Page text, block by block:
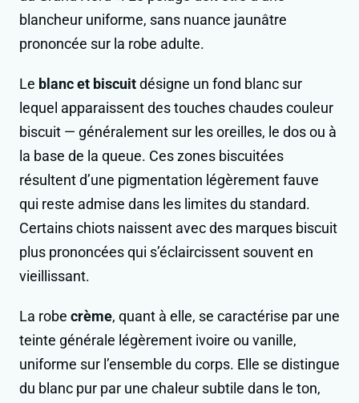
blancheur uniforme, sans nuance jaunâtre
prononcée sur la robe adulte.
Le blanc et biscuitdésigne un fond blanc sur
lequel apparaissent des touches chaudes couleur
biscuit — généralement sur les oreilles, le dos ou à
la base de la queue. Ces zones biscuitées
résultent d’une pigmentation légèrement fauve
qui reste admise dans les limites du standard.
Certains chiots naissent avec des marques biscuit
plus prononcées qui s’éclaircissent souvent en
vieillissant.
La robe crème, quant à elle, se caractérise par une
teinte générale légèrement ivoire ou vanille,
uniforme sur l’ensemble du corps. Elle se distingue
du blanc pur par une chaleur subtile dans le ton,